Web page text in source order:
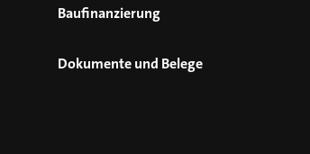
Baufinanzierung
Dokumente und Belege